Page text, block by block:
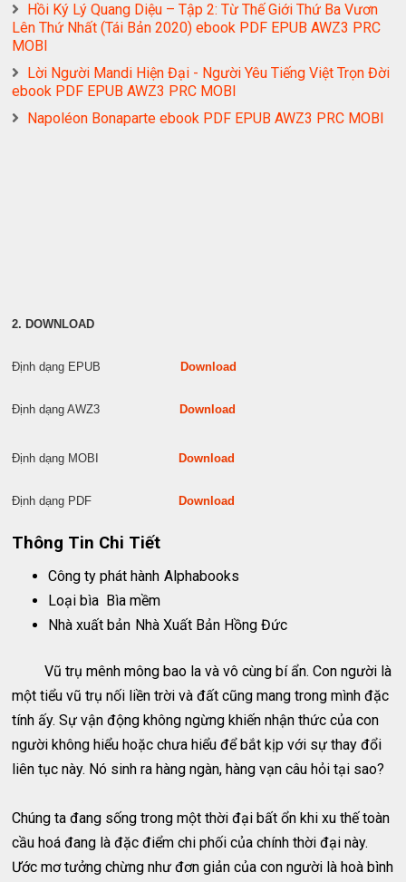
Hồi Ký Lý Quang Diệu – Tập 2: Từ Thế Giới Thứ Ba Vươn
Lên Thứ Nhất (Tái Bản 2020) ebook PDF EPUB AWZ3 PRC
MOBI
Lời Người Mandi Hiện Đại - Người Yêu Tiếng Việt Trọn Đời
ebook PDF EPUB AWZ3 PRC MOBI
Napoléon Bonaparte ebook PDF EPUB AWZ3 PRC MOBI
2. DOWNLOAD
Định dạng EPUB Download
Định dạng AWZ3 Download
Định dạng MOBI Download
Định dạng PDF Download
Thông Tin Chi Tiết
Công ty phát hành Alphabooks
Loại bìa Bìa mềm
Nhà xuất bản Nhà Xuất Bản Hồng Đức
Vũ trụ mênh mông bao la và vô cùng bí ẩn. Con người là
một tiểu vũ trụ nối liền trời và đất cũng mang trong mình đặc
tính ấy. Sự vận động không ngừng khiến nhận thức của con
người không hiểu hoặc chưa hiểu để bắt kịp với sự thay đổi
liên tục này. Nó sinh ra hàng ngàn, hàng vạn câu hỏi tại sao?
Chúng ta đang sống trong một thời đại bất ổn khi xu thế toàn
cầu hoá đang là đặc điểm chi phối của chính thời đại này.
Ước mơ tưởng chừng như đơn giản của con người là hoà bình